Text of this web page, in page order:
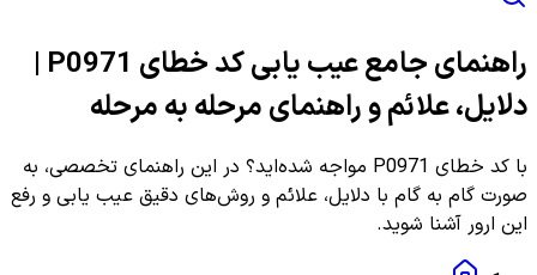
راهنمای جامع عیب یابی کد خطای P0971 |
دلایل، علائم و راهنمای مرحله به مرحله
با کد خطای P0971 مواجه شده‌اید؟ در این راهنمای تخصصی، به
صورت گام به گام با دلایل، علائم و روش‌های دقیق عیب یابی و رفع
این ارور آشنا شوید.